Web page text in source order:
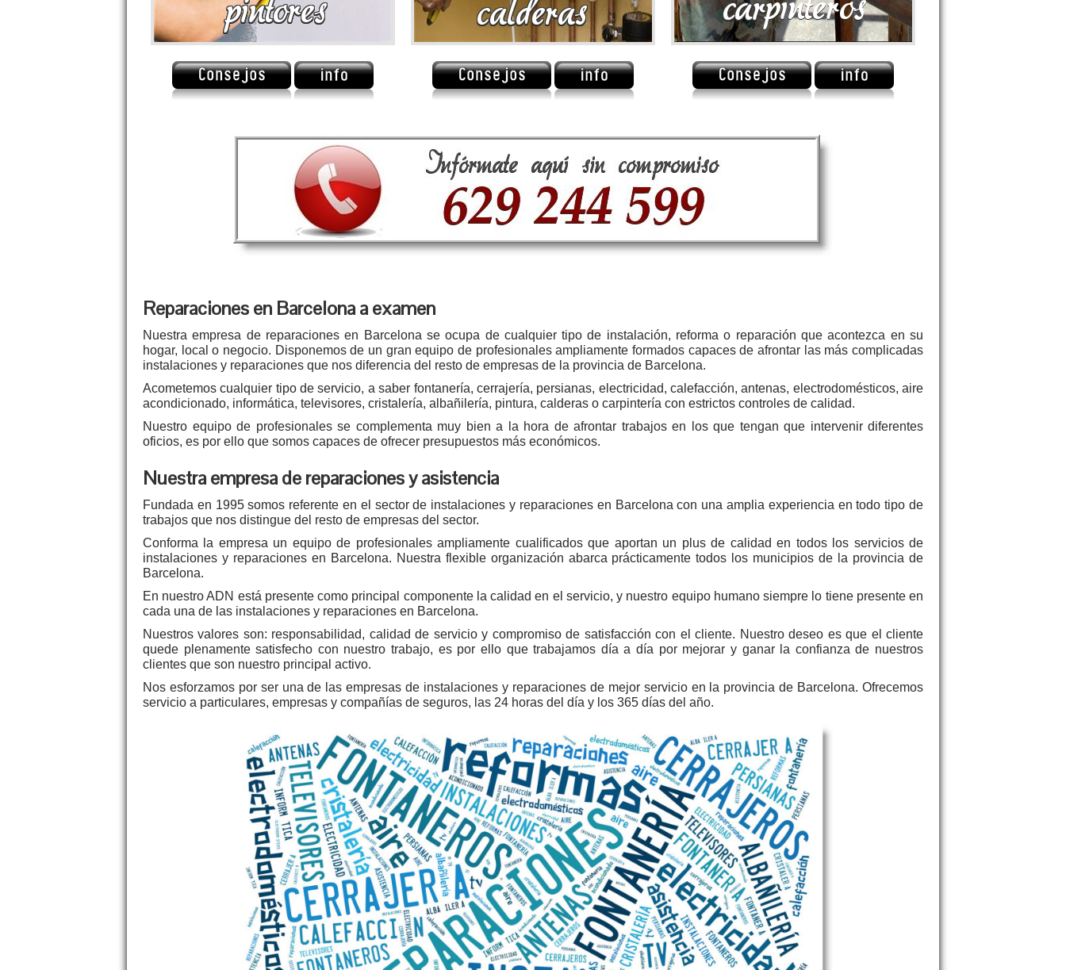
Reparaciones en Barcelona a examen
Nuestra empresa de reparaciones en Barcelona se ocupa de cualquier tipo de instalación, reforma o reparación que acontezca en su
hogar, local o negocio. Disponemos de un gran equipo de profesionales ampliamente formados capaces de afrontar las más complicadas
instalaciones y reparaciones que nos diferencia del resto de empresas de la provincia de Barcelona.
Acometemos cualquier tipo de servicio, a saber fontanería, cerrajería, persianas, electricidad, calefacción, antenas, electrodomésticos, aire
acondicionado, informática, televisores, cristalería, albañilería, pintura, calderas o carpintería con estrictos controles de calidad.
Nuestro equipo de profesionales se complementa muy bien a la hora de afrontar trabajos en los que tengan que intervenir diferentes
oficios, es por ello que somos capaces de ofrecer presupuestos más económicos.
Nuestra empresa de reparaciones y asistencia
Fundada en 1995 somos referente en el sector de instalaciones y reparaciones en Barcelona con una amplia experiencia en todo tipo de
trabajos que nos distingue del resto de empresas del sector.
Conforma la empresa un equipo de profesionales ampliamente cualificados que aportan un plus de calidad en todos los servicios de
instalaciones y reparaciones en Barcelona. Nuestra flexible organización abarca prácticamente todos los municipios de la provincia de
Barcelona.
En nuestro ADN está presente como principal componente la calidad en el servicio, y nuestro equipo humano siempre lo tiene presente en
cada una de las instalaciones y reparaciones en Barcelona.
Nuestros valores son: responsabilidad, calidad de servicio y compromiso de satisfacción con el cliente. Nuestro deseo es que el cliente
quede plenamente satisfecho con nuestro trabajo, es por ello que trabajamos día a día por mejorar y ganar la confianza de nuestros
clientes que son nuestro principal activo.
Nos esforzamos por ser una de las empresas de instalaciones y reparaciones de mejor servicio en la provincia de Barcelona. Ofrecemos
servicio a particulares, empresas y compañías de seguros, las 24 horas del día y los 365 días del año.